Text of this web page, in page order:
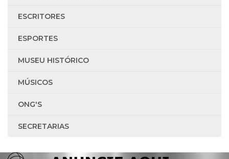
ESCRITORES
ESPORTES
MUSEU HISTÓRICO
MÚSICOS
ONG'S
SECRETARIAS